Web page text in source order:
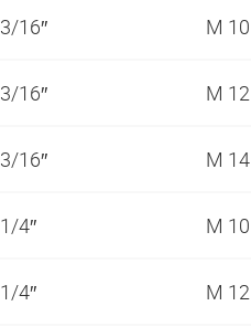
3/16″ M 10
3/16″ M 12
3/16″ M 14
1/4″ M 10
1/4″ M 12